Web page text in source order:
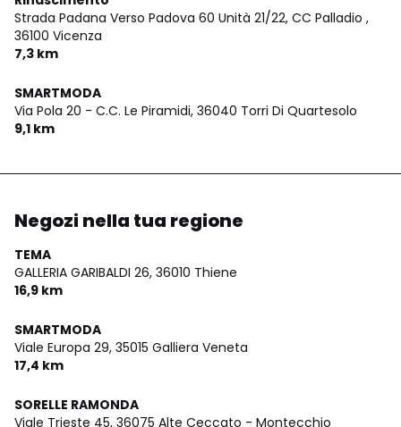
Strada Padana Verso Padova 60 Unità 21/22, CC Palladio ,
36100 Vicenza
7,3 km
SMARTMODA
Via Pola 20 - C.C. Le Piramidi, 36040 Torri Di Quartesolo
9,1 km
Negozi nella tua regione
TEMA
GALLERIA GARIBALDI 26, 36010 Thiene
16,9 km
SMARTMODA
Viale Europa 29, 35015 Galliera Veneta
17,4 km
SORELLE RAMONDA
Viale Trieste 45, 36075 Alte Ceccato - Montecchio